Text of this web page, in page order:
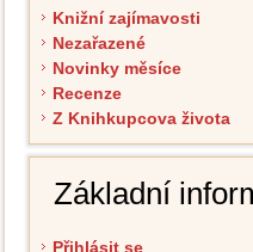
Knižní zajímavosti
Nezařazené
Novinky měsíce
Recenze
Z Knihkupcova života
Základní
Přihlásit se